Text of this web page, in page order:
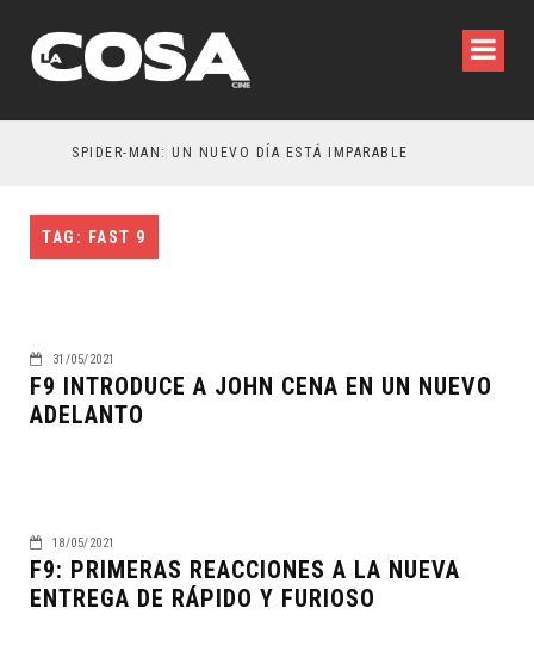
SPIDER-MAN: UN NUEVO DÍA ESTÁ IMPARABLE
TAG: FAST 9
31/05/2021
F9 INTRODUCE A JOHN CENA EN UN NUEVO
ADELANTO
18/05/2021
F9: PRIMERAS REACCIONES A LA NUEVA
ENTREGA DE RÁPIDO Y FURIOSO